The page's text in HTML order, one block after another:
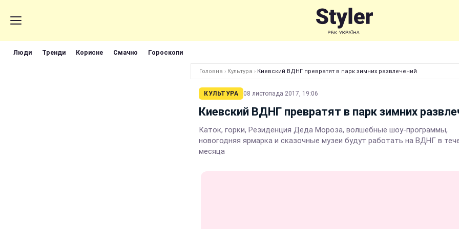
Люди Тренди Корисне Смачно Гороскопи
Головна › Культура › Киевский ВДНГ превратят в парк зимних развлечений
КУЛЬТУРА 08 листопада 2017, 19:06
Киевский ВДНГ превратят в парк зимних
Каток, горки, Резиденция Деда Мороза, волшебные шоу-программы,
новогодняя ярмарка и сказочные музеи будут работать на ВДНГ в
месяца